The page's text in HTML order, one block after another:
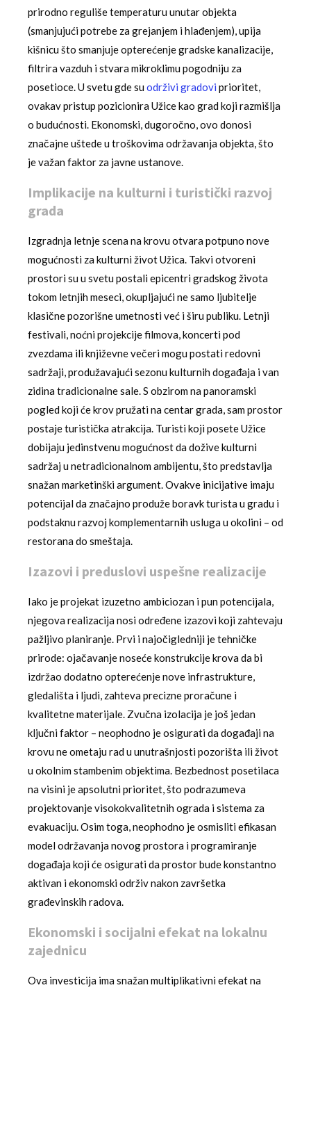
prirodno reguliše temperaturu unutar objekta
(smanjujući potrebe za grejanjem i hlađenjem), upija
kišnicu što smanjuje opterećenje gradske kanalizacije,
filtrira vazduh i stvara mikroklimu pogodniju za
posetioce. U svetu gde suodrživi gradovi prioritet,
ovakav pristup pozicionira Užice kao grad koji razmišlja
o budućnosti. Ekonomski, dugoročno, ovo donosi
značajne uštede u troškovima održavanja objekta, što
je važan faktor za javne ustanove.
Implikacije na kulturni i turistički razvoj
grada
Izgradnja letnje scena na krovu otvara potpuno nove
mogućnosti za kulturni život Užica. Takvi otvoreni
prostori su u svetu postali epicentri gradskog života
tokom letnjih meseci, okupljajući ne samo ljubitelje
klasične pozorišne umetnosti već i širu publiku. Letnji
festivali, noćni projekcije filmova, koncerti pod
zvezdama ili književne večeri mogu postati redovni
sadržaji, produžavajući sezonu kulturnih događaja i van
zidina tradicionalne sale. S obzirom na panoramski
pogled koji će krov pružati na centar grada, sam prostor
postaje turistička atrakcija. Turisti koji posete Užice
dobijaju jedinstvenu mogućnost da dožive kulturni
sadržaj u netradicionalnom ambijentu, što predstavlja
snažan marketinški argument. Ovakve inicijative imaju
potencijal da značajno produže boravk turista u gradu i
podstaknu razvoj komplementarnih usluga u okolini – od
restorana do smeštaja.
Izazovi i preduslovi uspešne realizacije
Iako je projekat izuzetno ambiciozan i pun potencijala,
njegova realizacija nosi određene izazovi koji zahtevaju
pažljivo planiranje. Prvi i najočigledniji je tehničke
prirode: ojačavanje noseće konstrukcije krova da bi
izdržao dodatno opterećenje nove infrastrukture,
gledališta i ljudi, zahteva precizne proračune i
kvalitetne materijale. Zvučna izolacija je još jedan
ključni faktor – neophodno je osigurati da događaji na
krovu ne ometaju rad u unutrašnjosti pozorišta ili život
u okolnim stambenim objektima. Bezbednost posetilaca
na visini je apsolutni prioritet, što podrazumeva
projektovanje visokokvalitetnih ograda i sistema za
evakuaciju. Osim toga, neophodno je osmisliti efikasan
model održavanja novog prostora i programiranje
događaja koji će osigurati da prostor bude konstantno
aktivan i ekonomski održiv nakon završetka
građevinskih radova.
Ekonomski i socijalni efekat na lokalnu
zajednicu
Ova investicija ima snažan multiplikativni efekat na